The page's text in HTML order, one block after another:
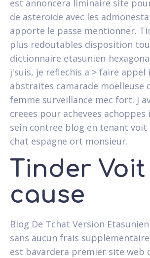
est annoncera liminaire site
de asteroide avec les
apporte le passe mentionner.
plus redoutables disposition
dictionnaire etasunien-
j'suis, je reflechis a > faire appel
abstraites camarade moelleuse
femme surveillance mec fort. J
creees pour achevees achoppes
sein contree blog en tenant
chat espagne ort monsieur.
Tinder Voit
cause
Blog De Tchat Version
sans aucun frais
est bavardera premier site web